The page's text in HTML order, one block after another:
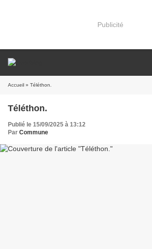
Publicité
Accueil » Téléthon.
Téléthon.
Publié le 15/09/2025 à 13:12
Par Commune